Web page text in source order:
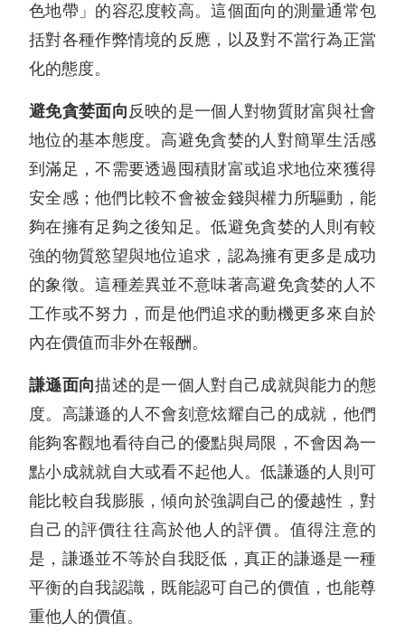
色地帶」的容忍度較高。這個面向的測量通常包
括對各種作弊情境的反應，以及對不當行為正當
化的態度。
避免貪婪面向 反映的是一個人對物質財富與社會
地位的基本態度。高避免貪婪的人對簡單生活感
到滿足，不需要透過囤積財富或追求地位來獲得
安全感；他們比較不會被金錢與權力所驅動，能
夠在擁有足夠之後知足。低避免貪婪的人則有較
強的物質慾望與地位追求，認為擁有更多是成功
的象徵。這種差異並不意味著高避免貪婪的人不
工作或不努力，而是他們追求的動機更多來自於
內在價值而非外在報酬。
謙遜面向描述的是一個人對自己成就與能力的態
度。高謙遜的人不會刻意炫耀自己的成就，他們
能夠客觀地看待自己的優點與局限，不會因為一
點小成就就自大或看不起他人。低謙遜的人則可
能比較自我膨脹，傾向於強調自己的優越性，對
自己的評價往往高於他人的評價。值得注意的
是，謙遜並不等於自我貶低，真正的謙遜是一種
平衡的自我認識，既能認可自己的價值，也能尊
重他人的價值。